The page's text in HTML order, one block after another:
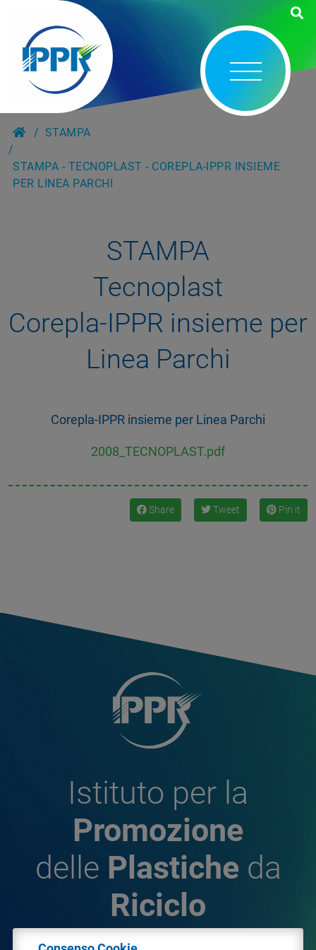
STAMPA
STAMPA - TECNOPLAST - COREPLA-IPPR INSIEME
PER LINEA PARCHI
STAMPA
Tecnoplast
Corepla-IPPR insieme per
Linea Parchi
Corepla-IPPR insieme per Linea Parchi
2008_TECNOPLAST.pdf
Share Tweet Pin it
Istituto per la
Promozione
delle Plastiche da
Riciclo